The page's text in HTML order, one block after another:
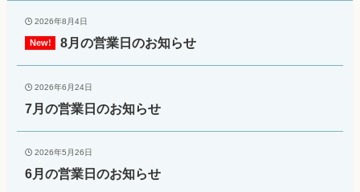
2026年8月4日
8月の営業日のお知らせ
2026年6月24日
7月の営業日のお知らせ
2026年5月26日
6月の営業日のお知らせ